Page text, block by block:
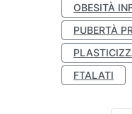
OBESITÀ
PUBERTÀ
FTALATI